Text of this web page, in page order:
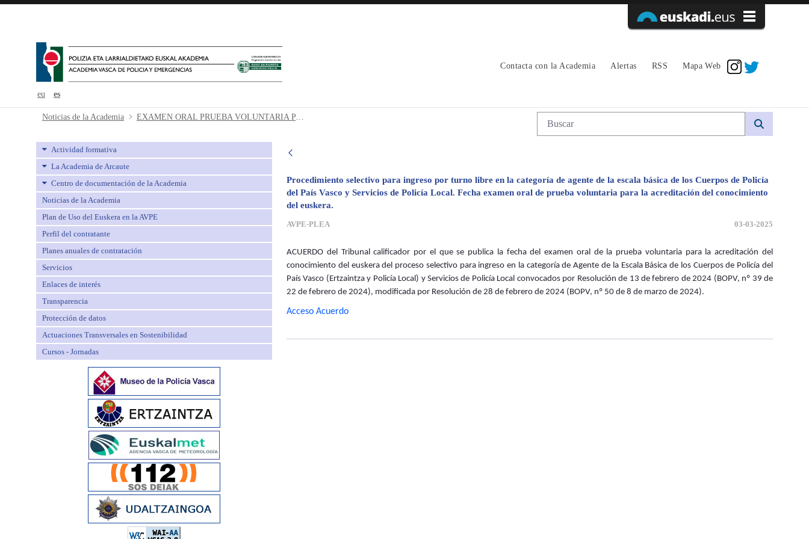
eu es
Contacta con la Academia Alertas RSS Mapa Web
EXAMEN ORAL PRUEBA VOLUNTARIA PARA LA ACREDITACIÓN DEL CONOCIMIENTO DEL
Noticias de la Academia EXAMEN ORAL PRUEBA VOLUNTARIA PARA LA ACREDITACIÓN DEL CONOCIMIENTO DEL EUSKERA Búsqueda web
Actividad formativa
La Academia de Arcaute
Centro de documentación de la Academia
Noticias de la Academia
Plan de Uso del Euskera en la AVPE
Perfil del contratante
Planes anuales de contratación
Servicios
Enlaces de interés
Transparencia
Protección de datos
Actuaciones Transversales en Sostenibilidad
Cursos - Jornadas
Procedimiento selectivo para ingreso por turno libre en la categoría de agente de la escala básica de los Cuerpos de Policía
del País Vasco y Servicios de Policía Local. Fecha examen oral de prueba voluntaria para la acreditación del conocimiento
del euskera.
AVPE-PLEA 03-03-2025
ACUERDO del Tribunal calificador por el que se publica la fecha del examen oral de la prueba voluntaria para la acreditación del
conocimiento del euskera del proceso selectivo para ingreso en la categoría de Agente de la Escala Básica de los Cuerpos de Policía del
País Vasco (Ertzaintza y Policía Local) y Servicios de Policía Local convocados por Resolución de 13 de febrero de 2024 (BOPV, nº 39 de
22 de febrero de 2024), modificada por Resolución de 28 de febrero de 2024 (BOPV, nº 50 de 8 de marzo de 2024).
Acceso Acuerdo